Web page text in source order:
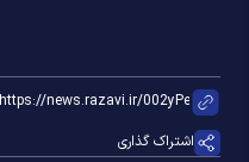
اشتراک گذاری